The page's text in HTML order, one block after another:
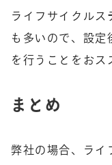
ライフサイクルス
も多いので、設定
を行うことをおス
まとめ
弊社の場合、ライ